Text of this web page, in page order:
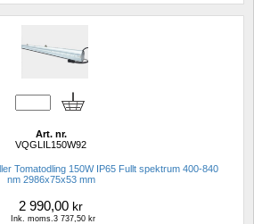
Art. nr.
VQGLIL150W92
Tomatodling 150W IP65 Fullt spektrum 400-840
nm 2986x75x53 mm
2 990,00 kr
Ink. moms.3 737,50 kr